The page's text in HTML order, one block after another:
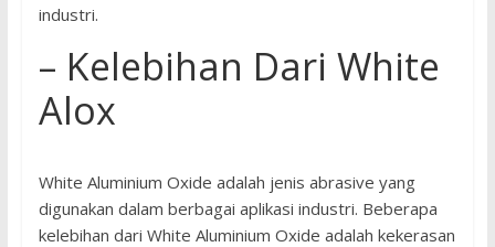
industri.
– Kelebihan Dari White
Alox
White Aluminium Oxide adalah jenis abrasive yang
digunakan dalam berbagai aplikasi industri. Beberapa
kelebihan dari White Aluminium Oxide adalah kekerasan